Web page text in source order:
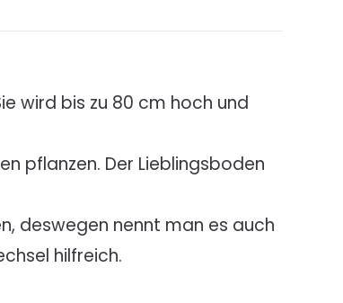
wird bis zu 80 cm hoch und
pflanzen. Der Lieblingsboden
deswegen nennt man es auch
hilfreich.